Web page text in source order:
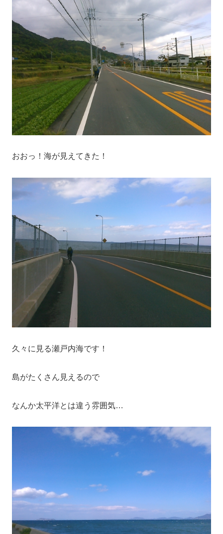
おおっ！海が見えてきた！
久々に見る瀬戸内海です！
島がたくさん見えるので
なんか太平洋とは違う雰囲気…